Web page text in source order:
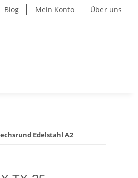
Blog Mein Konto Über uns
Edelstahl A2